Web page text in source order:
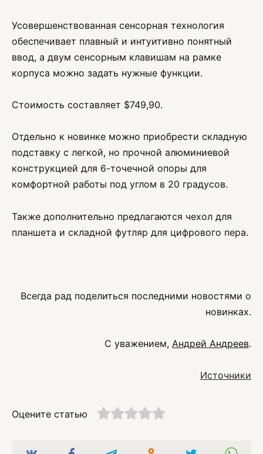
Усовершенствованная сенсорная технология
обеспечивает плавный и интуитивно понятный
ввод, а двум сенсорным клавишам на рамке
корпуса можно задать нужные функции.
Стоимость составляет $749,90.
Отдельно к новинке можно приобрести складную
подставку с легкой, но прочной алюминиевой
конструкцией для 6-точечной опоры для
комфортной работы под углом в 20 градусов.
Также дополнительно предлагаются чехол для
планшета и складной футляр для цифрового пера.
Всегда рад поделиться последними новостями о
новинках.
С уважением, Андрей Андреев.
Источники
Оцените статью